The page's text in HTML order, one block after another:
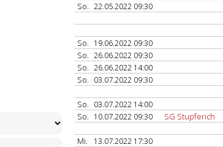
So. 22.05.2022 09:30
So. 19.06.2022 09:30
So. 26.06.2022 09:30
So. 26.06.2022 14:00
So. 03.07.2022 09:30
So. 03.07.2022 14:00
So. 10.07.2022 09:30 SG Stupferich
Mi.
13.07.2022 17:30